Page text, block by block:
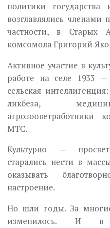
политики
возглавлялись
частности, в Старых
комсомола Григорий
Активное участие в
работе на селе 1933
сельская
ликбеза,
агрозооветработники
МТС.
Культурно —
старались нести в
оказывать
настроение.
Но шли годы. За
изменилось. И